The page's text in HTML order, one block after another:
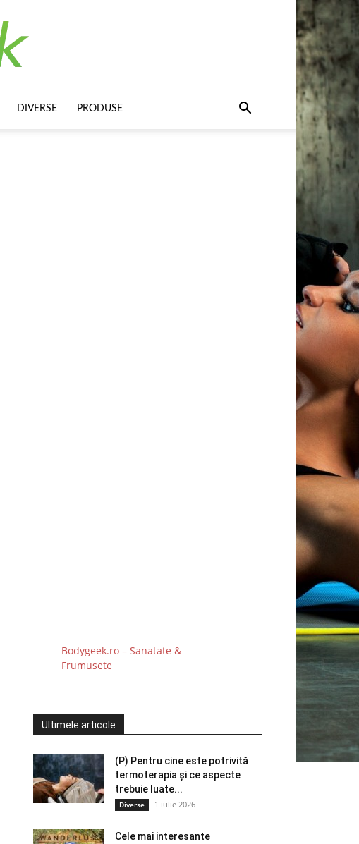
DIVERSE PRODUSE
Bodygeek.ro – Sanatate &
Frumusete
Ultimele articole
(P) Pentru cine este potrivită
termoterapia și ce aspecte
trebuie luate...
Diverse 1 iulie 2026
Cele mai interesante